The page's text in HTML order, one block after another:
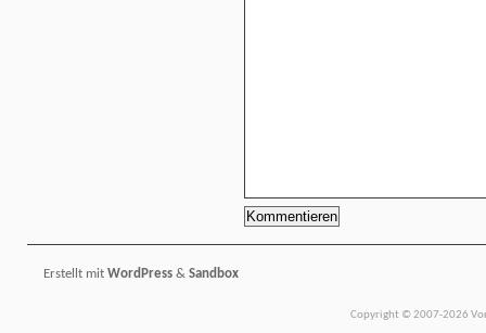
Erstellt mit WordPress & Sandbox
Copyright © 2007-2026